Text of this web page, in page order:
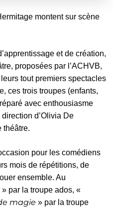
montent sur scène
et de création,
proposées par l’ACHVB,
tout premiers spectacles
ces trois troupes (enfants,
avec enthousiasme
d’Olivia De
théâtre.
pour les comédiens
mois de répétitions, de
ensemble. Au
» par la troupe ados, «
magie » par la troupe